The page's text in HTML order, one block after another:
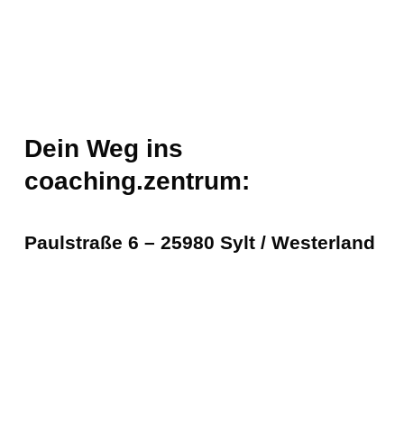
Dein Weg ins
coaching.zentrum:
Paulstraße 6 – 25980 Sylt / Westerland